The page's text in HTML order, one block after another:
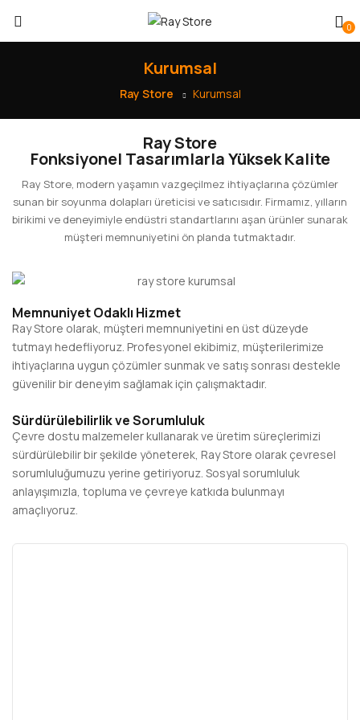
0
Kurumsal
Ray Store Kurumsal
Ray Store
Fonksiyonel Tasarımlarla Yüksek Kalite
Ray Store, modern yaşamın vazgeçilmez ihtiyaçlarına çözümler
sunan bir soyunma dolapları üreticisi ve satıcısıdır. Firmamız, yılların
birikimi ve deneyimiyle endüstri standartlarını aşan ürünler sunarak
müşteri memnuniyetini ön planda tutmaktadır.
Memnuniyet Odaklı Hizmet
Ray Store olarak, müşteri memnuniyetini en üst düzeyde
tutmayı hedefliyoruz. Profesyonel ekibimiz, müşterilerimize
ihtiyaçlarına uygun çözümler sunmak ve satış sonrası destekle
güvenilir bir deneyim sağlamak için çalışmaktadır.
Sürdürülebilirlik ve Sorumluluk
Çevre dostu malzemeler kullanarak ve üretim süreçlerimizi
sürdürülebilir bir şekilde yöneterek, Ray Store olarak çevresel
sorumluluğumuzu yerine getiriyoruz. Sosyal sorumluluk
anlayışımızla, topluma ve çevreye katkıda bulunmayı
amaçlıyoruz.